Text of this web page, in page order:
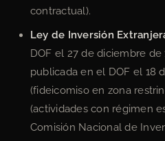
contractual).
Ley de Inversión
DOF el 27 de diciembre
publicada en el DOF el 18
(fideicomiso en zona
(actividades con régimen
Comisión Nacional de